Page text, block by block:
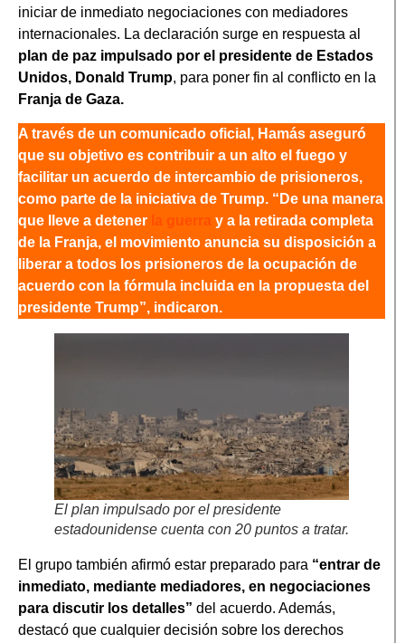
iniciar de inmediato negociaciones con mediadores
internacionales. La declaración surge en respuesta al
plan de paz impulsado por el presidente de Estados
Unidos, Donald Trump, para poner fin al conflicto en la
Franja de Gaza.
A través de un comunicado oficial, Hamás aseguró
que su objetivo es contribuir a un alto el fuego y
facilitar un acuerdo de intercambio de prisioneros,
como parte de la iniciativa de Trump. “De una manera
que lleve a detener la guerra y a la retirada completa
de la Franja, el movimiento anuncia su disposición a
liberar a todos los prisioneros de la ocupación de
acuerdo con la fórmula incluida en la propuesta del
presidente Trump”, indicaron.
El plan impulsado por el presidente
estadounidense cuenta con 20 puntos a tratar.
El grupo también afirmó estar preparado para “entrar de
inmediato, mediante mediadores, en negociaciones
para discutir los detalles” del acuerdo. Además,
destacó que cualquier decisión sobre los derechos